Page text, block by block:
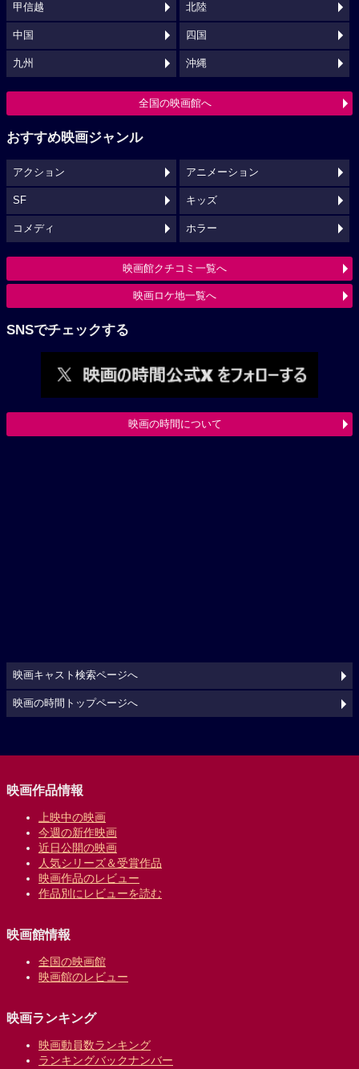
甲信越 北陸
中国 四国
九州 沖縄
全国の映画館へ
おすすめ映画ジャンル
アクション アニメーション
SF キッズ
コメディ ホラー
映画館クチコミ一覧へ
映画ロケ地一覧へ
SNSでチェックする
映画の時間について
映画キャスト検索ページへ
映画の時間トップページへ
映画作品情報
上映中の映画
今週の新作映画
近日公開の映画
人気シリーズ＆受賞作品
映画作品のレビュー
作品別にレビューを読む
映画館情報
全国の映画館
映画館のレビュー
映画ランキング
映画動員数ランキング
ランキングバックナンバー